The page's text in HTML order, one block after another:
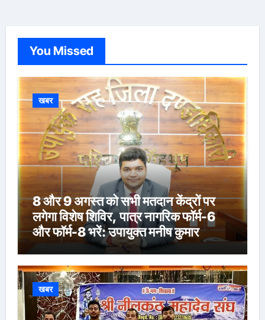
You Missed
खबर
8 और 9 अगस्त को सभी मतदान केंद्रों पर
लगेगा विशेष शिविर, पात्र नागरिक फॉर्म-6
और फॉर्म-8 भरें: उपायुक्त मनीष कुमार
खबर